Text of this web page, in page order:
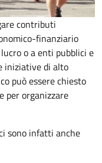
contributi
finanziario
o a enti pubblici e
iniziative di alto
può essere chiesto
per organizzare
sono infatti anche